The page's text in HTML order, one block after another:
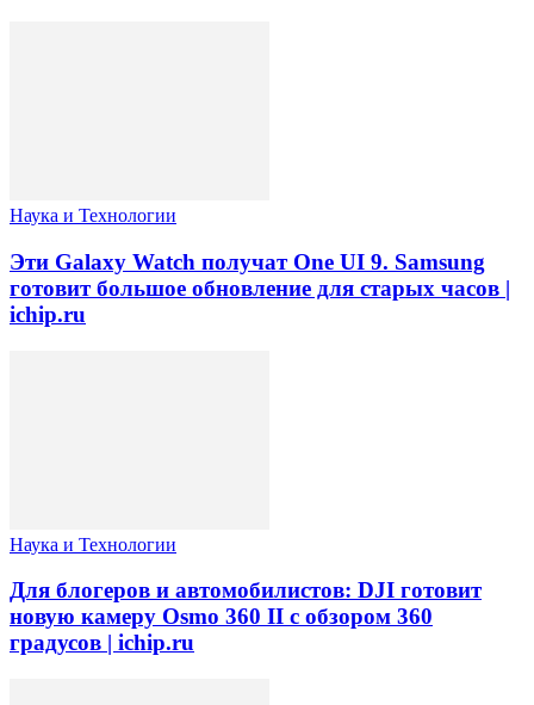
Наука и Технологии
Эти Galaxy Watch получат One UI 9. Samsung
готовит большое обновление для старых часов |
ichip.ru
Наука и Технологии
Для блогеров и автомобилистов: DJI готовит
новую камеру Osmo 360 II с обзором 360
градусов | ichip.ru